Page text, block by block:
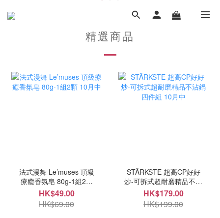
精選商品
法式漫舞 Le’muses 頂級
療癒香氛皂 80g-1組2顆
10月中
HK$49.00
HK$69.00
STÄRKSTE 超高CP好好
炒-可拆式超耐磨精品不沾
鍋四件組 10月中
HK$179.00
HK$199.00